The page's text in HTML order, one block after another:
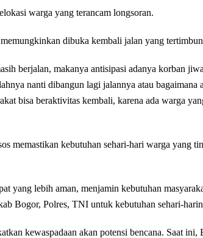
warga yang terancam longsoran.
dibuka kembali jalan yang
berjalan, makanya antisipasi adanya korban
nanti dibangun lagi jalannya atau bagaimana
bisa beraktivitas kembali, karena ada warga
memastikan kebutuhan sehari-hari warga yang
yang lebih aman, menjamin kebutuhan
Bogor, Polres, TNI untuk kebutuhan sehari-
kewaspadaan akan potensi bencana. Saat